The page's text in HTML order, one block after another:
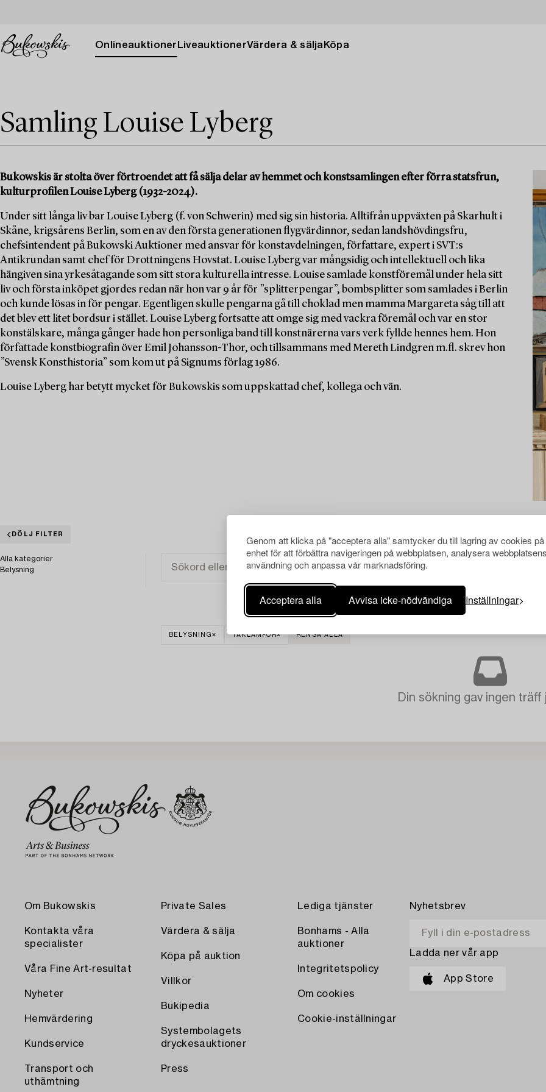
Genom att klicka på "acceptera alla" samtycker du till lagring av cookies
enhet för att förbättra navigeringen på webbplatsen, analysera
användning och anpassa vår marknadsföring.
Acceptera alla Avvisa icke-nödvändiga Inställningar
Onlineauktioner LiveauktionerVärdera & sälja Köpa
Samling Louise Lyberg
Bukowskis är stolta över förtroendet att få sälja delar av hemmet och konstsamlingen efter förra statsfrun,
kulturprofilen Louise Lyberg (1932-2024).
Under sitt långa liv bar Louise Lyberg (f. von Schwerin) med sig sin historia. Alltifrån uppväxten på Skarhult i
Skåne, krigsårens Berlin, som en av den första generationen flygvärdinnor, sedan landshövdingsfru,
chefsintendent på Bukowski Auktioner med ansvar för konstavdelningen, författare, expert i SVT:s
Antikrundan samt chef för Drottningens Hovstat. Louise Lyberg var mångsidig och intellektuell och lika
hängiven sina yrkesåtagande som sitt stora kulturella intresse. Louise samlade konstföremål under hela sitt
liv och första inköpet gjordes redan när hon var 9 år för ”splitterpengar”, bombsplitter som samlades i Berlin
och kunde lösas in för pengar. Egentligen skulle pengarna gå till choklad men mamma Margareta såg till att
det blev ett litet bordsur i stället. Louise Lyberg fortsatte att omge sig med vackra föremål och var en stor
konstälskare, många gånger hade hon personliga band till konstnärerna vars verk fyllde hennes hem. Hon
författade konstbiografin över Emil Johansson-Thor, och tillsammans med Mereth Lindgren m.fl. skrev hon
”Svensk Konsthistoria” som kom ut på Signums förlag 1986.
Louise Lyberg har betytt mycket för Bukowskis som uppskattad chef, kollega och vän.
DÖLJ FILTER
Alla kategorier
Belysning
BELYSNING TAKLAMPOR RENSA ALLA
Din sökning gav ingen träff
Om Bukowskis
Kontakta våra
specialister
Våra Fine Art-resultat
Nyheter
Hemvärdering
Kundservice
Transport och
uthämtning
Private Sales
Värdera & sälja
Köpa på auktion
Villkor
Bukipedia
Systembolagets
dryckesauktioner
Press
Lediga tjänster
Bonhams - Alla
auktioner
Integritetspolicy
Om cookies
Cookie-inställningar
Nyhetsbrev
Ladda ner vår app
App Store